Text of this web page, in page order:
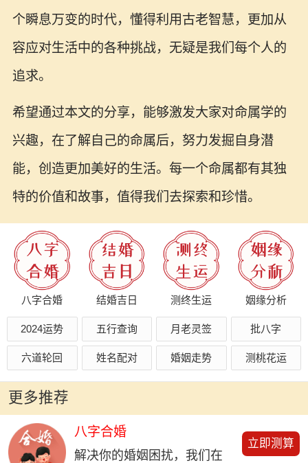
个瞬息万变的时代，懂得利用古老智慧，更加从
容应对生活中的各种挑战，无疑是我们每个人的
追求。
希望通过本文的分享，能够激发大家对命属学的
兴趣，在了解自己的命属后，努力发掘自身潜
能，创造更加美好的生活。每一个命属都有其独
特的价值和故事，值得我们去探索和珍惜。
八字合婚 结婚吉日 测终生运 姻缘分析
2024运势 五行查询 月老灵签 批八字
六道轮回 姓名配对 婚姻走势 测桃花运
更多推荐
八字合婚
解决你的婚姻困扰，我们在
立即测算